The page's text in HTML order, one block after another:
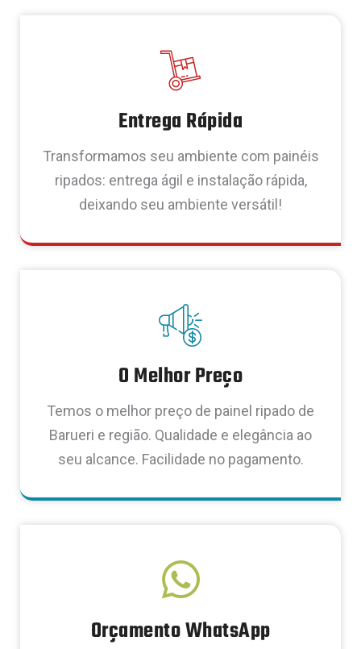
Entrega Rápida
Transformamos seu ambiente com painéis
ripados: entrega ágil e instalação rápida,
deixando seu ambiente versátil!
O Melhor Preço
Temos o melhor preço de painel ripado de
Barueri e região. Qualidade e elegância ao
seu alcance. Facilidade no pagamento.
Orçamento WhatsApp